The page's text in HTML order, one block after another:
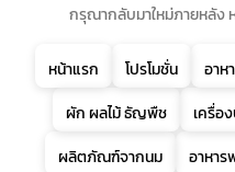
กรุณากลับมาใหม่ภายหลัง
หน้าแรก โปรโมชั่น อาห
ผัก ผลไม้ ธัญพืช
เครื่อ
ผลิตภัณฑ์จากนม
อาหาร